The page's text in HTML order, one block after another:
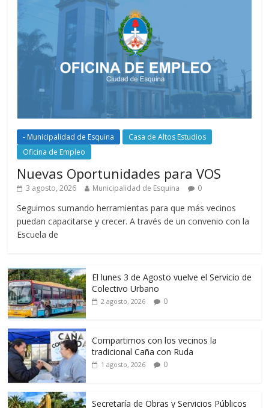
- Municipalidad de Esquina
Casa de Altos Estudios
Oficina de Empleo
Nuevas Oportunidades para VOS
3 agosto, 2026 Municipalidad de Esquina 0
Seguimos sumando herramientas para que más vecinos
puedan capacitarse y crecer. A través de un convenio con la
Escuela de
El lunes 3 de Agosto vuelve el Servicio de
Colectivo Urbano
2 agosto, 2026 0
Compartimos con los vecinos la
tradicional Caña con Ruda
1 agosto, 2026 0
Secretaría de Obras y Servicios Públicos